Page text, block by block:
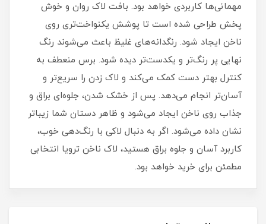
مهمانی‌ها کاربردی خواهد بود. بافت لاک روان و خوش‌
پخش طراحی شده است تا پوشش یکنواخت‌تری روی
ناخن ایجاد شود. رنگدانه‌های غلیظ باعث می‌شوند رنگ
نهایی پر رنگ‌تر و یکدست‌تر دیده شود. برس منعطف به
کنترل بهتر دست کمک می‌کند و لاک زدن را سریع‌تر و
آسان‌تر انجام می‌دهد. پس از خشک شدن، جلوه‌ای براق و
جذاب روی ناخن ایجاد می‌شود و ظاهر دستان شما زیباتر
نشان داده می‌شود. اگر به دنبال لاکی با رنگ‌دهی خوب،
کاربرد آسان و جلوه براق هستید، لاک ناخن ترویا انتخابی
مطمئن برای خرید خواهد بود.